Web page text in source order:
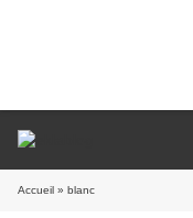
Accueil » blanc